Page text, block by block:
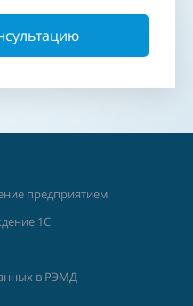
предприятием
1С
в РЭМД